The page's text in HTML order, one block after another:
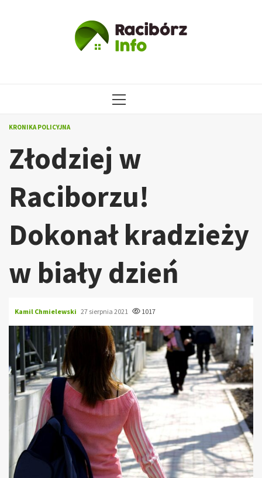
MENU
KRONIKA POLICYJNA
Złodziej w
Raciborzu!
Dokonał kradzieży
w biały dzień
Kamil Chmielewski 27 sierpnia 2021 1017